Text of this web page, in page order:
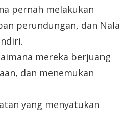
pernah melakukan
perundungan, dan Nala
mereka berjuang
dan menemukan
yang menyatukan